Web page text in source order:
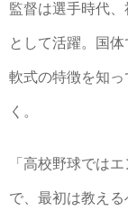
監督は選手時代
として活躍。国
軟式の特徴を知
く。
「高校野球では
で、最初は教え